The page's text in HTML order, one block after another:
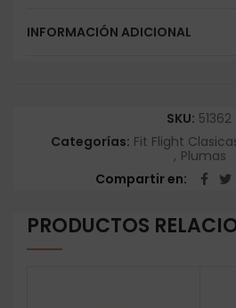
INFORMACIÓN ADICIONAL
SKU: 51362
Categorías: Fit Flight
, Plumas
Compartir en
PRODUCTOS